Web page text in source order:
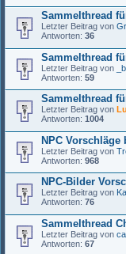
Sammelthread
Letzter Beitrag von
Antworten: 36
Sammelthread
Letzter Beitrag von
Antworten: 59
Sammelthread
Letzter Beitrag von
Antworten: 1004
NPC
Letzter Beitrag von
Antworten: 968
NPC-Bilder
Letzter Beitrag von
Antworten: 76
Sammelthread
Letzter Beitrag von
Antworten: 67